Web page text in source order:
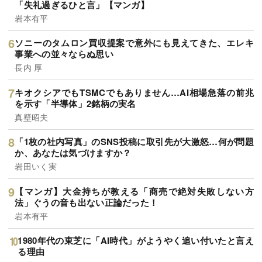
「失礼過ぎるひと言」【マンガ】
岩本有平
ソニーのタムロン買収提案で意外にも見えてきた、エレキ
事業への並々ならぬ思い
長内 厚
キオクシアでもTSMCでもありません…AI相場急落の前兆
を示す「半導体」2銘柄の実名
真壁昭夫
「1枚の社内写真」のSNS投稿に取引先が大激怒…何が問題
か、あなたは気づけますか？
岩田いく実
【マンガ】大金持ちが教える「商売で絶対失敗しない方
法」ぐうの音も出ない正論だった！
岩本有平
1980年代の東芝に「AI時代」がようやく追い付いたと言え
る理由